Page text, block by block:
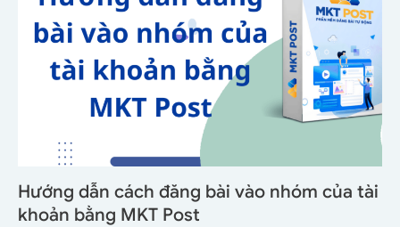
Hướng dẫn cách đăng bài vào nhóm của tài
khoản bằng MKT Post